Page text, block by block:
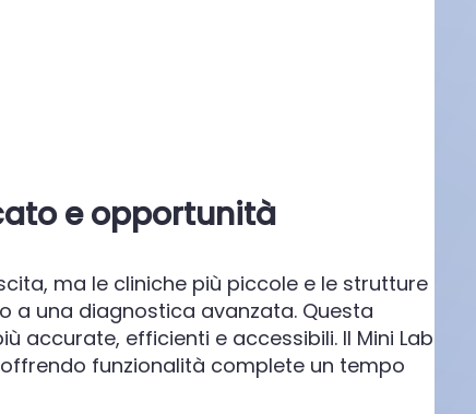
e opportunità
ma le cliniche più piccole e le strutture
a una diagnostica avanzata. Questa
accurate, efficienti e accessibili. Il Mini Lab
funzionalità complete un tempo